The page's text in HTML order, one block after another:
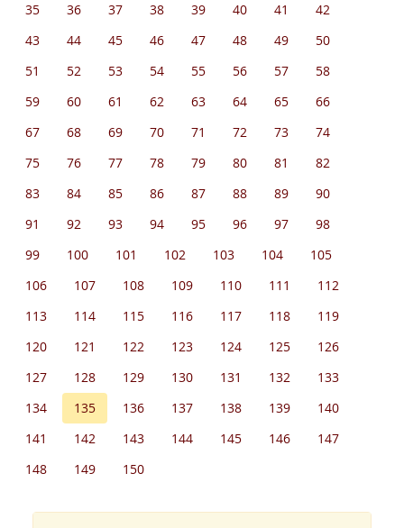
35
36 37 38 39 40 41
42
43
44 45 46 47 48 49
50
51
52 53 54 55 56 57
58
59
60 61 62 63 64 65
66
67
68 69 70 71 72 73
74
75
76 77 78 79 80 81
82
83
84 85 86 87 88 89
90
91
92 93 94 95 96 97
98
99
100 101 102 103 104
105
106
107 108 109 110 111
112
113
114 115 116 117 118
119
120
121 122 123 124 125
126
127
128 129 130 131 132
133
134
135 136 137 138 139
140
141
142 143 144 145 146
147
148
149 150